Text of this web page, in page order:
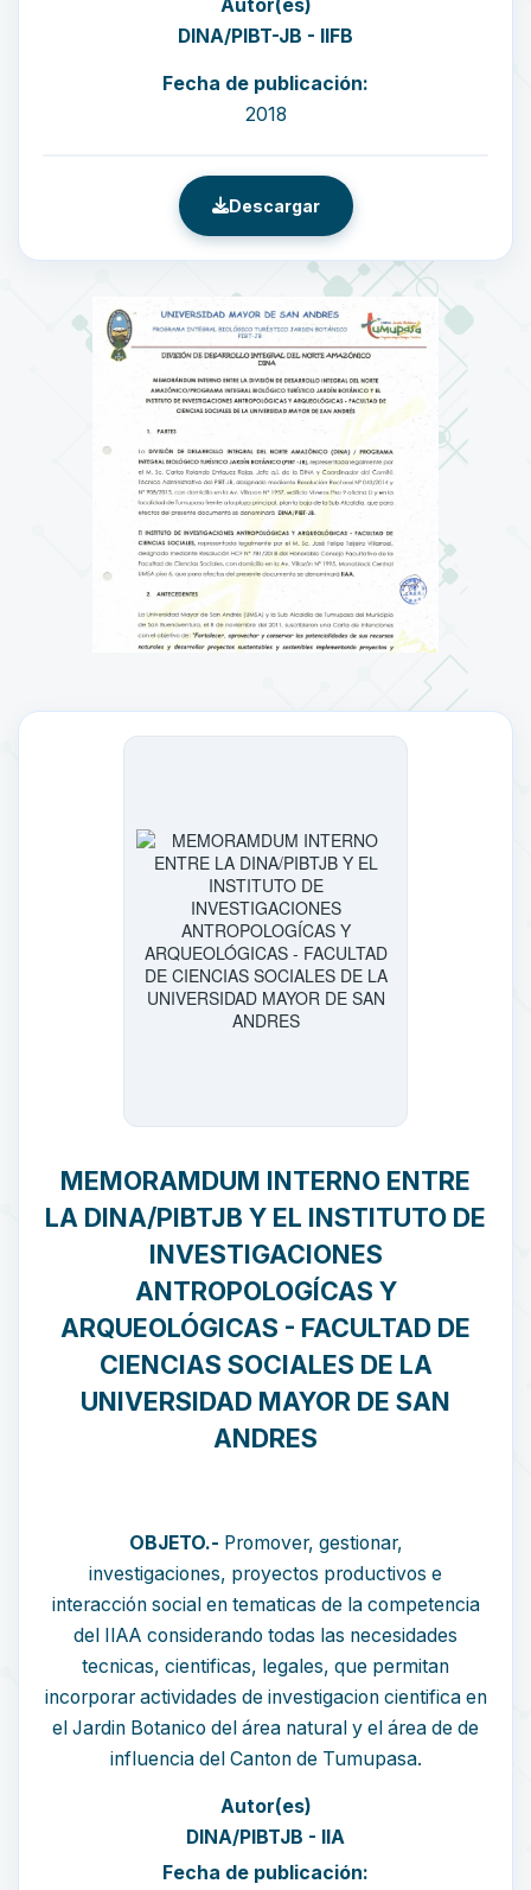
Autor(es)
DINA/PIBT-JB - IIFB
Fecha de publicación:
2018
Descargar
MEMORAMDUM INTERNO ENTRE
LA DINA/PIBTJB Y EL INSTITUTO DE
INVESTIGACIONES
ANTROPOLOGÍCAS Y
ARQUEOLÓGICAS - FACULTAD DE
CIENCIAS SOCIALES DE LA
UNIVERSIDAD MAYOR DE SAN
ANDRES
OBJETO.- Promover, gestionar,
investigaciones, proyectos productivos e
interacción social en tematicas de la competencia
del IIAA considerando todas las necesidades
tecnicas, cientificas, legales, que permitan
incorporar actividades de investigacion cientifica en
el Jardin Botanico del área natural y el área de de
influencia del Canton de Tumupasa.
Autor(es)
DINA/PIBTJB - IIA
Fecha de publicación: